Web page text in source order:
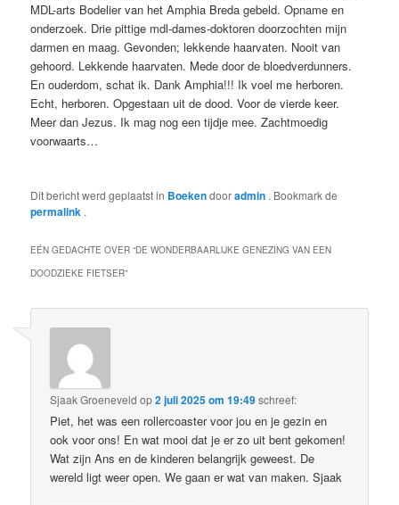
MDL-arts Bodelier van het Amphia Breda gebeld. Opname en
onderzoek. Drie pittige mdl-dames-doktoren doorzochten mijn
darmen en maag. Gevonden; lekkende haarvaten. Nooit van
gehoord. Lekkende haarvaten. Mede door de bloedverdunners.
En ouderdom, schat ik. Dank Amphia!!! Ik voel me herboren.
Echt, herboren. Opgestaan uit de dood. Voor de vierde keer.
Meer dan Jezus. Ik mag nog een tijdje mee. Zachtmoedig
voorwaarts…
Dit bericht werd geplaatst in Boekendooradmin . Bookmark de
permalink .
EÉN GEDACHTE OVER “DE WONDERBAARLIJKE GENEZING VAN EEN
DOODZIEKE FIETSER”
Sjaak Groeneveld op2 juli 2025 om 19:49schreef:
Piet, het was een rollercoaster voor jou en je gezin en
ook voor ons! En wat mooi dat je er zo uit bent gekomen!
Wat zijn Ans en de kinderen belangrijk geweest. De
wereld ligt weer open. We gaan er wat van maken. Sjaak